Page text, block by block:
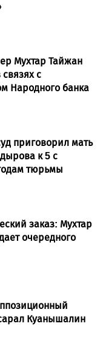
Мухтар Тайжан
с
Народного банка
приговорил мать
к 5 с
тюрьмы
заказ: Мухтар
очередного
Куанышалин